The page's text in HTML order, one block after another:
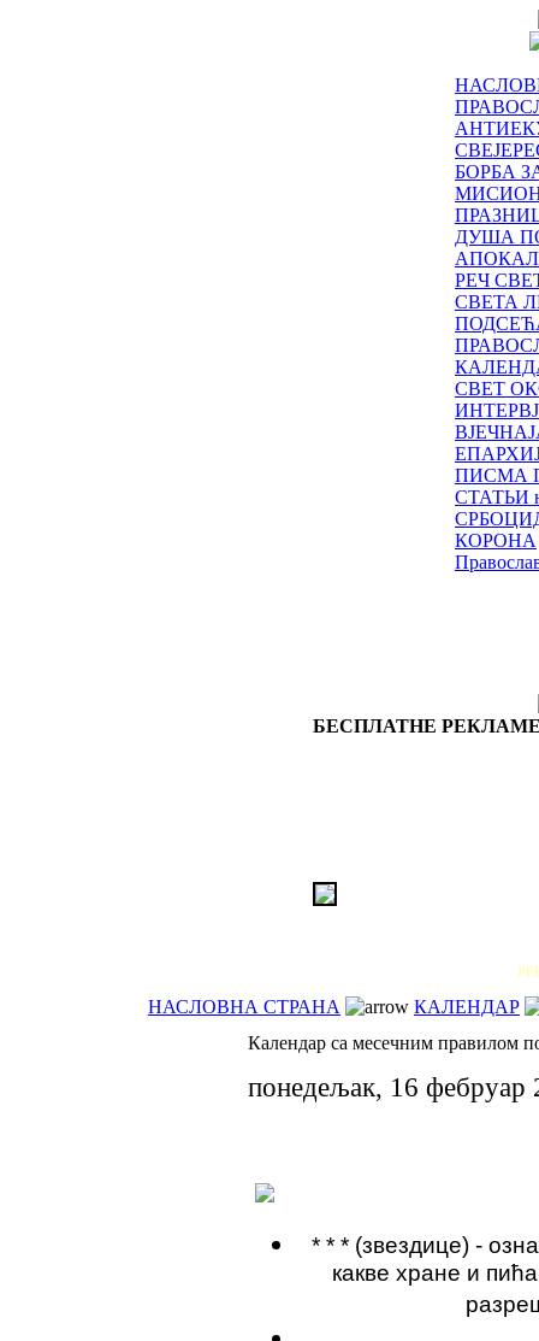
БОРБА
ДУША
РЕЧ
СВЕТА
СВЕТ
ПИСМА
СТАТЬИ
КОРОНА
БЕСПЛАТНЕ
НАСЛОВНА СТРАНА
КАЛЕНДАР
Календар са месечним правилом
понедељак, 16 фебруар
* * * (звездице) -
какве хранe и